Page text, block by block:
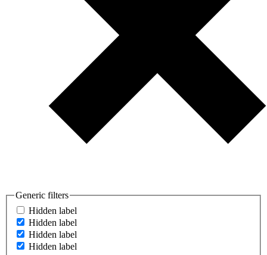
Generic filters
Hidden label
Hidden label
Hidden label
Hidden label